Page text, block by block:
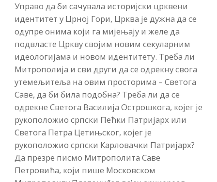
Управо да би сачувала историјски црквени
идентитет у Црној Гори, Црква је дужна да се
одупре онима који га мијењају и желе да
подвласте Цркву свoјим новим секуларним
идеологијама и новом идентитету. Треба ли
Митрополија и сви други да се одрекну свога
утемељитеља на овим просторима – Светога
Саве, да би била подобна? Треба ли да се
одрекне Светога Василија Острошкога, којег је
рукоположио српски Пећки Патријарх или
Светога Петра Цетињског, којег је
рукоположио српски Карловачки Патријарх?
Да презре писмо Митрополита Саве
Петровића, који пише Московском